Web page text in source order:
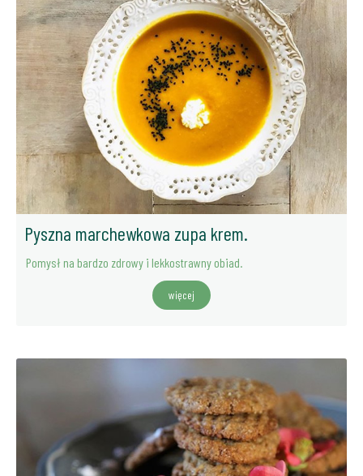
Pyszna marchewkowa zupa krem.
Pomysł na bardzo zdrowy i lekkostrawny obiad.
więcej